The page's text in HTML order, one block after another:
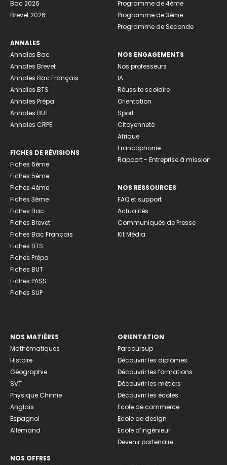
Bac 2026
Brevet 2026
ANNALES
Annales Bac
Annales Brevet
Annales Bac Français
Annales BTS
Annales Prépa
Annales BUT
Annales CRPE
FICHES DE RÉVISIONS
Fiches 6ème
Fiches 5ème
Fiches 4ème
Fiches 3ème
Fiches Bac
Fiches Brevet
Fiches Bac Français
Fiches BTS
Fiches Prépa
Fiches BUT
Fiches PASS
Fiches SUP
Programme de 4ème
Programme de 3ème
Programme de Seconde
NOS ENGAGEMENTS
Nos professeurs
IA
Réussite scolaire
Orientation
Sport
Citoyenneté
Afrique
Francophonie
Rapport - Entreprise à mission
NOS RESSOURCES
FAQ et support
Actualités
Communiqués de Presse
Kit Média
NOS MATIÈRES
Mathématiques
Histoire
Géographie
SVT
Physique Chimie
Anglais
Espagnol
Allemand
NOS OFFRES
ORIENTATION
Parcoursup
Découvrir les diplômes
Découvrir les formations
Découvrir les métiers
Découvrir les écoles
Ecole de commerce
Ecole de design
Ecole d’ingénieur
Devenir partenaire